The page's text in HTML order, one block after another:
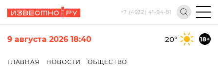
+7 (4932) 41-94-81
9 августа 2026 18:40 20° 18+
ГЛАВНАЯ НОВОСТИ ОБЩЕСТВО